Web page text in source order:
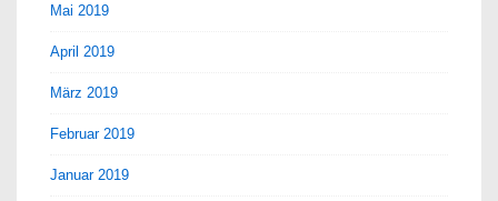
Mai 2019
April 2019
März 2019
Februar 2019
Januar 2019